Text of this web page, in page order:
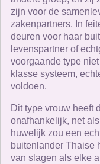
zijn voor de
zakenpartners. In
deuren voor haar
levenspartner of
voorgaande type
klasse systeem,
voldoen.
Dit type vrouw heeft
onafhankelijk, net
huwelijk zou een
buitenlander Thaise
van slagen als elke